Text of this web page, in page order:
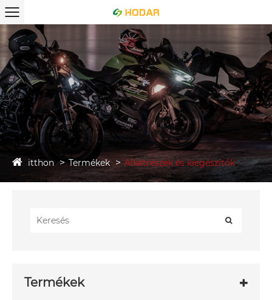
itthon Termékek Alkatrészek és kiegészítők
Termékek